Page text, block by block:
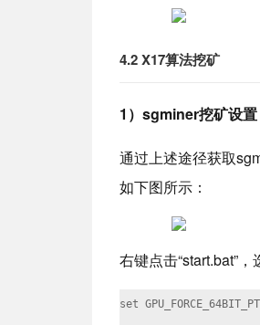
4.2 X17算法挖矿
1）sgminer挖矿设置
通过上述途径获取
如下图所示：
右键点击“start.bat”，
set